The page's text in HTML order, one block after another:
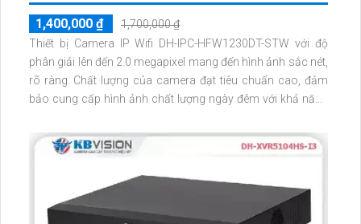
1,400,000 ₫
1,700,000 ₫
Thiết bị Camera IP Wifi DH-IPC-HFW1230DT-STW với độ
phân giải lên đến 2.0 megapixel mang đến hình ảnh sắc nét,
rõ ràng. Chất lượng của camera đạt tiêu chuẩn cao, đảm
bảo cung cấp hình ảnh chất lượng ngày đêm với khả năng
tiến, thiết bị không gây giảm chất lượng hình ảnh